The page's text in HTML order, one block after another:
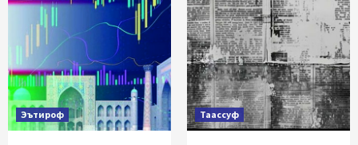
Эътироф Таассуф